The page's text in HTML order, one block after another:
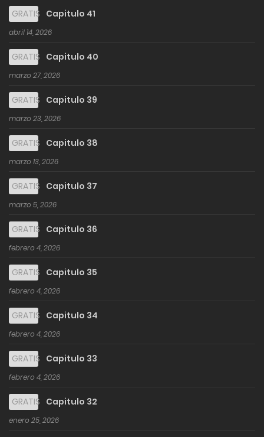
GRATIS Capitulo 41
abril 14, 2026
GRATIS Capitulo 40
marzo 27, 2026
GRATIS Capitulo 39
marzo 23, 2026
GRATIS Capitulo 38
marzo 13, 2026
GRATIS Capitulo 37
marzo 5, 2026
GRATIS Capitulo 36
febrero 4, 2026
GRATIS Capitulo 35
febrero 4, 2026
GRATIS Capitulo 34
febrero 4, 2026
GRATIS Capitulo 33
febrero 4, 2026
GRATIS Capitulo 32
enero 25, 2026